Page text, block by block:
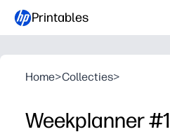
Printables
Home>Collecties>
Weekplanner #1